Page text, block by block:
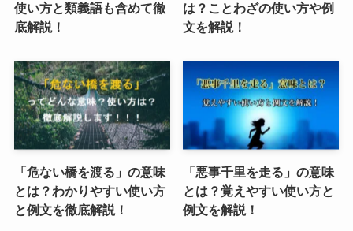
使い方と類義語も含めて徹
底解説！
は？ことわざの使い方や例
文を解説！
「危ない橋を渡る」の意味
とは？わかりやすい使い方
と例文を徹底解説！
「悪事千里を走る」の意味
とは？覚えやすい使い方と
例文を解説！